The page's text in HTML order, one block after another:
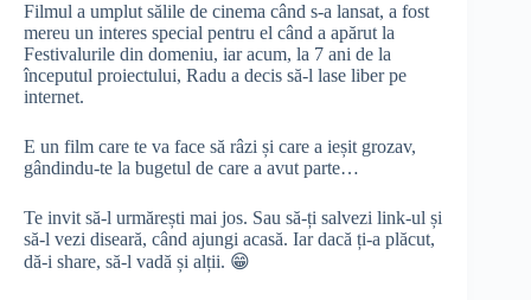
Filmul a umplut sălile de cinema când s-a lansat, a fost
mereu un interes special pentru el când a apărut la
Festivalurile din domeniu, iar acum, la 7 ani de la
începutul proiectului, Radu a decis să-l lase liber pe
internet.
E un film care te va face să râzi și care a ieșit grozav,
gândindu-te la bugetul de care a avut parte…
Te invit să-l urmărești mai jos. Sau să-ți salvezi link-ul și
să-l vezi diseară, când ajungi acasă. Iar dacă ți-a plăcut,
dă-i share, să-l vadă și alții. 😁